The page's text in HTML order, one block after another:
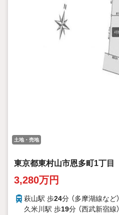
土地・売地
東京都東村山市恩多町1丁目
3,280万円
萩山駅 歩24分 （多摩湖線など）
久米川駅 歩19分 （西武新宿線）